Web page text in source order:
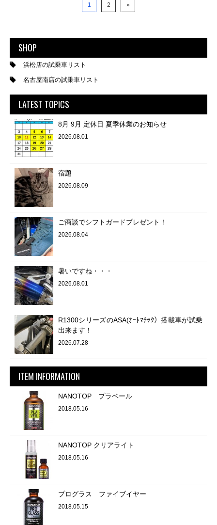
1 2 »
SHOP
浜松店の試乗車リスト
名古屋南店の試乗車リスト
LATEST TOPICS
8月 9月 定休日 夏季休業のお知らせ
2026.08.01
宿題
2026.08.09
ご商談でシフトガードプレゼント！
2026.08.04
暑いですね・・・
2026.08.01
R1300シリーズのASA(ｵｰﾄﾏﾁｯｸ）搭載車が試乗
出来ます！
2026.07.28
ITEM INFORMATION
NANOTOP プラベール
2018.05.16
NANOTOP クリアライト
2018.05.16
プログラス ファイブイヤー
2018.05.15